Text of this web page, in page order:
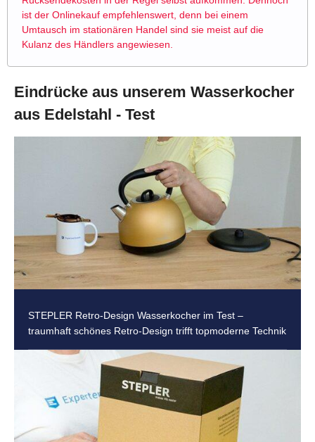
ist der Onlinekauf empfehlenswert, denn bei einem
Umtausch im stationären Handel sind sie meist auf die
Kulanz des Händlers angewiesen.
Eindrücke aus unserem Wasserkocher
aus Edelstahl - Test
STEPLER Retro-Design Wasserkocher im Test –
traumhaft schönes Retro-Design trifft topmoderne Technik